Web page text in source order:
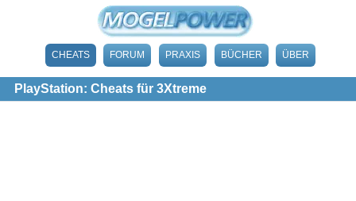
CHEATS FORUM PRAXIS BÜCHER ÜBER
PlayStation: Cheats für 3Xtreme